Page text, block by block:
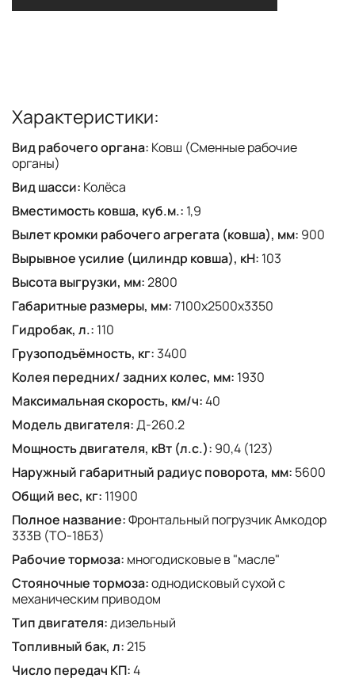
Характеристики:
Вид рабочего органа: Ковш (Сменные рабочие
органы)
Вид шасси: Колёса
Вместимость ковша, куб.м.: 1,9
Вылет кромки рабочего агрегата (ковша), мм: 900
Вырывное усилие (цилиндр ковша), кН: 103
Высота выгрузки, мм:2800
Габаритные размеры, мм:7100x2500x3350
Гидробак, л.: 110
Грузоподъёмность, кг: 3400
Колея передних/ задних колес, мм: 1930
Максимальная скорость, км/ч:40
Модель двигателя:Д-260.2
Мощность двигателя, кВт (л.с.): 90,4 (123)
Наружный габаритный радиус поворота, мм: 5600
Общий вес, кг: 11900
Полное название:Фронтальный погрузчик Амкодор
333В (ТО-18Б3)
Рабочие тормоза: многодисковые в "масле"
Стояночные тормоза:oднодисковый сухой с
механическим приводом
Тип двигателя:дизельный
Топливный бак, л:215
Число передач КП:4